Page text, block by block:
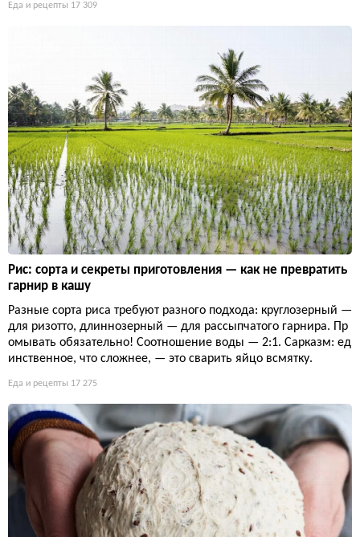
Еда и рецепты 17 309
Рис: сорта и секреты приготовления — как не превратить
гарнир в кашу
Разные сорта риса требуют разного подхода: круглозерный —
для ризотто, длиннозерный — для рассыпчатого гарнира. Пр
омывать обязательно! Соотношение воды — 2:1. Сарказм: ед
инственное, что сложнее, — это сварить яйцо всмятку.
Еда и рецепты 17 275